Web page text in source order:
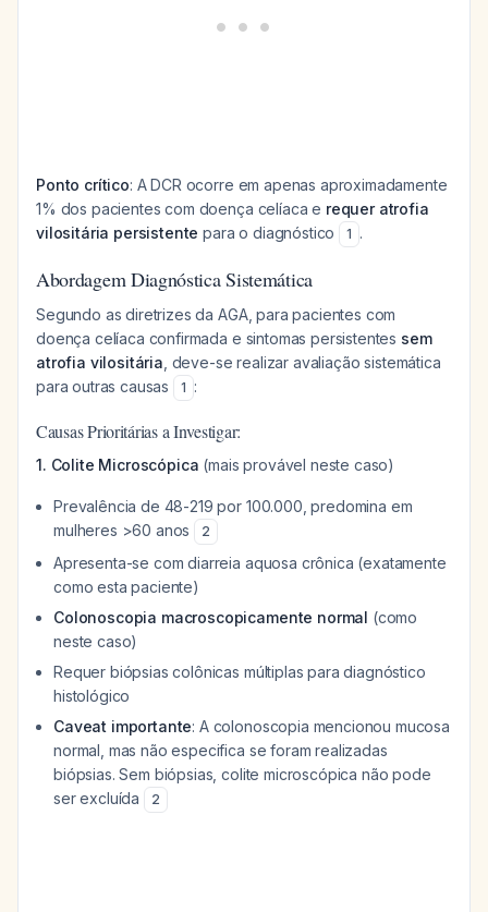
Ponto crítico: A DCR ocorre em apenas aproximadamente
1% dos pacientes com doença celíaca e requer atrofia
vilositária persistente para o diagnóstico 1 .
Abordagem Diagnóstica Sistemática
Segundo as diretrizes da AGA, para pacientes com
doença celíaca confirmada e sintomas persistentes sem
atrofia vilositária , deve-se realizar avaliação sistemática
para outras causas
1 :
Causas Prioritárias a Investigar:
1. Colite Microscópica (mais provável neste caso)
Prevalência de 48-219 por 100.000, predomina em
mulheres >60 anos
2
Apresenta-se com diarreia aquosa crônica (exatamente
como esta paciente)
Colonoscopia macroscopicamente normal (como
neste caso)
Requer biópsias colônicas múltiplas para diagnóstico
histológico
Caveat importante: A colonoscopia mencionou mucosa
normal, mas não especifica se foram realizadas
biópsias. Sem biópsias, colite microscópica não pode
ser excluída
2